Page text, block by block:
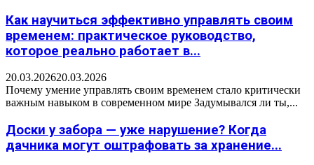
Как научиться эффективно управлять своим
временем: практическое руководство,
которое реально работает в...
20.03.202620.03.2026
Почему умение управлять своим временем стало критически
важным навыком в современном мире Задумывался ли ты,...
Доски у забора — уже нарушение? Когда
дачника могут оштрафовать за хранение...